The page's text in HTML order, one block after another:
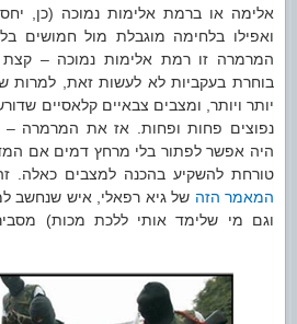
אלימה או ברמת אלימות נמוכה (כן,
ואפילו בלחימה מוגבלת מול חמושים
המרמרה זו רמת אלימות נמוכה – קצת
בוחרת בעקביות לא לעשות זאת, למרות
יותר ויותר, ומצבים צבאיים קלאסיים
נפוצים פחות ופחות. אז את המרמרה –
טורחת להשקיע בהכנה למצבים כאלה.
המאמר הזה של גיא רפאלי, איש שנחשב
וגם מי שלימד אותי ללכת מכות)